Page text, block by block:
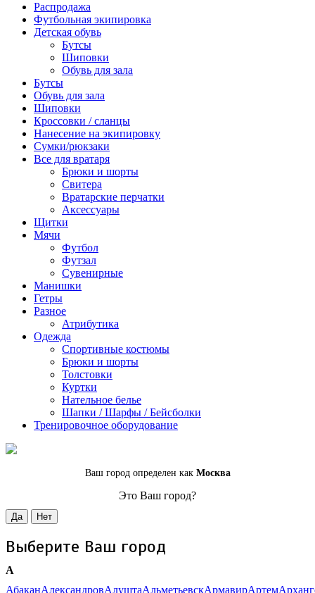
Распродажа
Футбольная экипировка
Детская обувь
Бутсы
Шиповки
Обувь для зала
Бутсы
Обувь для зала
Шиповки
Кроссовки / сланцы
Нанесение на экипировку
Сумки/рюкзаки
Все для вратаря
Брюки и шорты
Cвитера
Вратарские перчатки
Аксессуары
Щитки
Мячи
Футбол
Футзал
Сувенирные
Манишки
Гетры
Разное
Атрибутика
Одежда
Спортивные костюмы
Брюки и шорты
Толстовки
Куртки
Нательное белье
Шапки / Шарфы / Бейсболки
Тренировочное оборудование
Ваш город определен как Москва
Это Ваш город?
Да Нет
Выберите Ваш город
А
АбаканАлександровАлуштаАльметьевскАрмавирАртем